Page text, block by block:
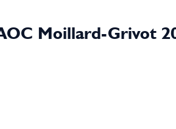
Moillard-Grivot